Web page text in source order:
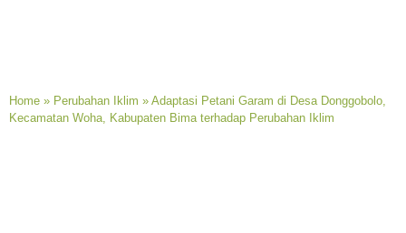
Home » Perubahan Iklim » Adaptasi Petani Garam di Desa Donggobolo,
Kecamatan Woha, Kabupaten Bima terhadap Perubahan Iklim